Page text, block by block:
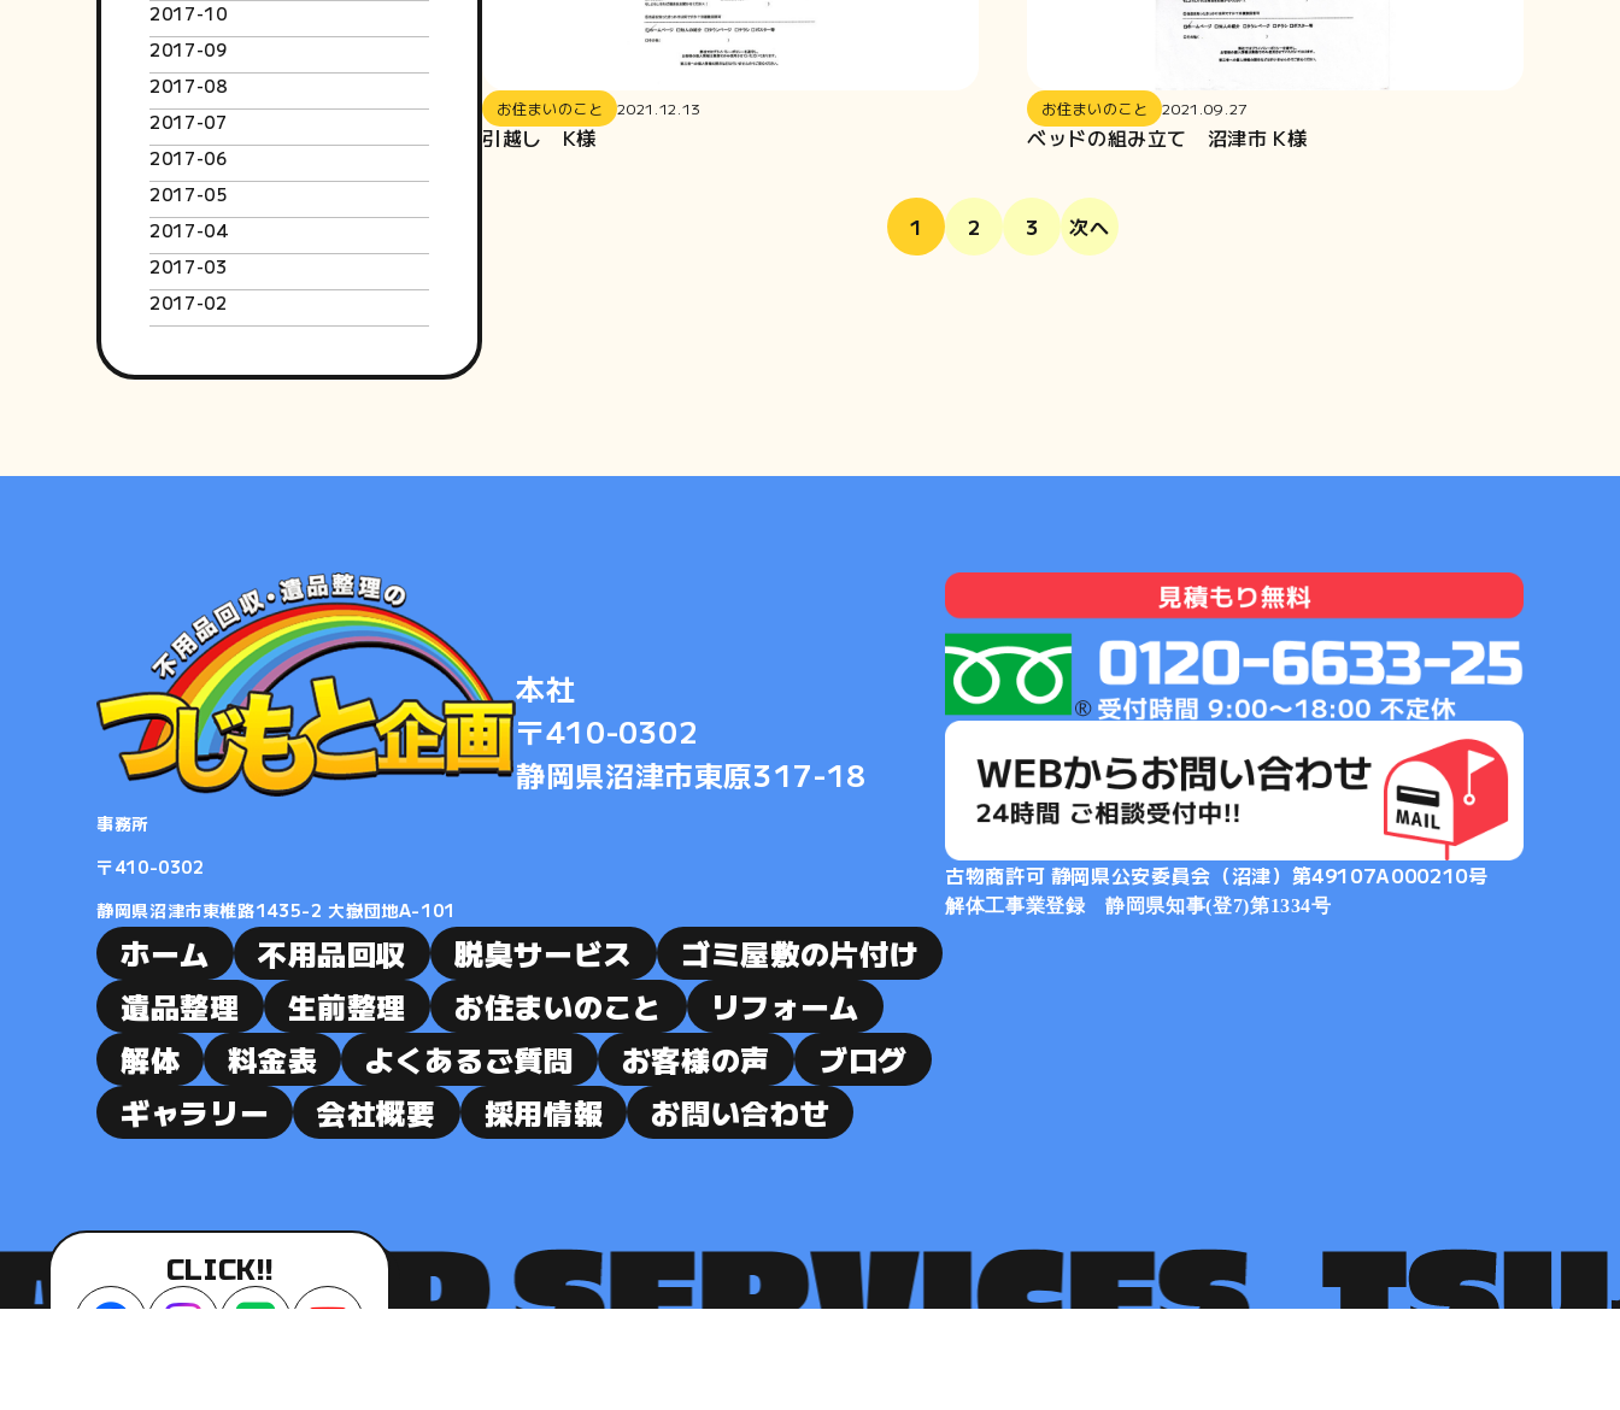
2017-10
2017-09
2017-08
2017-07
2017-06
2017-05
2017-04
2017-03
2017-02
お住まいのこと 2021.12.13
引越し K様
お住まいのこと 2021.09.27
ベッドの組み立て 沼津市 K様
1 2 3 次へ
本社
〒410-0302
静岡県沼津市東原317-18
事務所
​​​​​​​〒410-0302
静岡県沼津市東椎路1435-2 大嶽団地A-101
ホーム 不用品回収 脱臭サービス
ゴミ屋敷の片付け
遺品整理
生前整理 お住まいのこと
リフォーム
解体
料金表 よくあるご質問 お客様の声
ブログ
ギャラリー
会社概要 採用情報 お問い合わせ
古物商許可 静岡県公安委員会（沼津） 第49107A000210号
解体工事業登録 静岡県知事(登7)第1334号
CLICK!!